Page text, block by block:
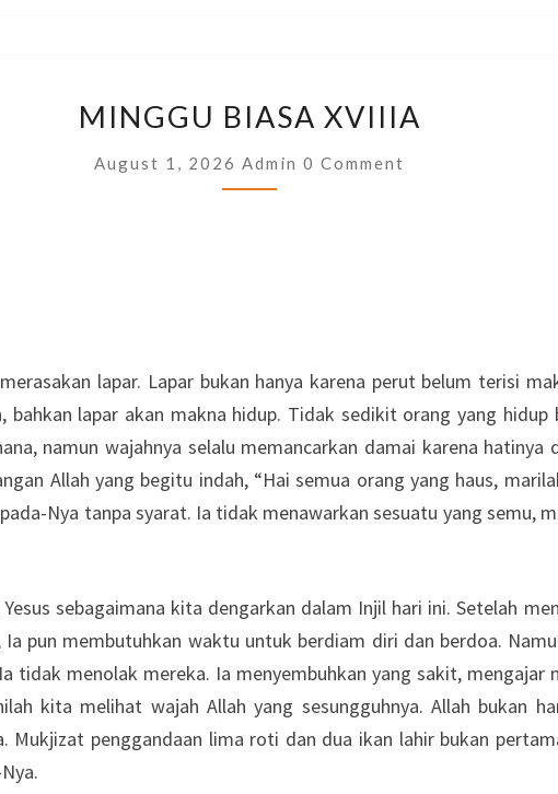
BIASA
XVIIIA
MINGGU BIASA XVIIIA
August 1, 2026 Admin Comments
0 Comment
lapar. Lapar bukan hanya karena perut belum terisi
bahkan lapar akan makna hidup. Tidak sedikit orang yang
namun wajahnya selalu memancarkan damai karena
Allah yang begitu indah, “Hai semua orang yang haus,
Nya tanpa syarat. Ia tidak menawarkan sesuatu yang semu,
sebagaimana kita dengarkan dalam Injil hari ini. Setelah
Ia pun membutuhkan waktu untuk berdiam diri dan berdoa.
tidak menolak mereka. Ia menyembuhkan yang sakit,
kita melihat wajah Allah yang sesungguhnya. Allah bukan
Mukjizat penggandaan lima roti dan dua ikan lahir bukan